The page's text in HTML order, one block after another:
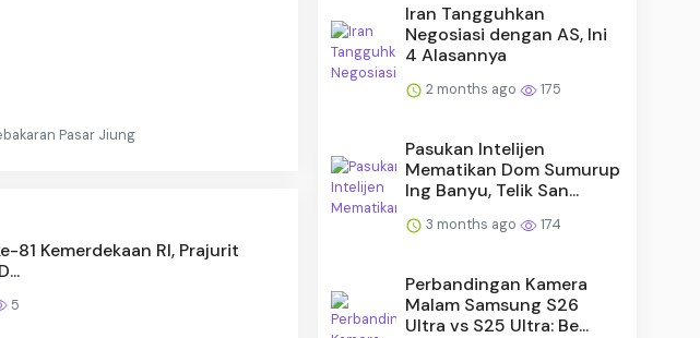
Pasar Jiung
81 Kemerdekaan RI, Prajurit
5
Iran Tangguhkan
Negosiasi dengan AS, Ini
4 Alasannya
2 months ago 175
Pasukan Intelijen
Mematikan Dom Sumurup
Ing Banyu, Telik San...
3 months ago 174
Perbandingan Kamera
Malam Samsung S26
Ultra vs S25 Ultra: Be...